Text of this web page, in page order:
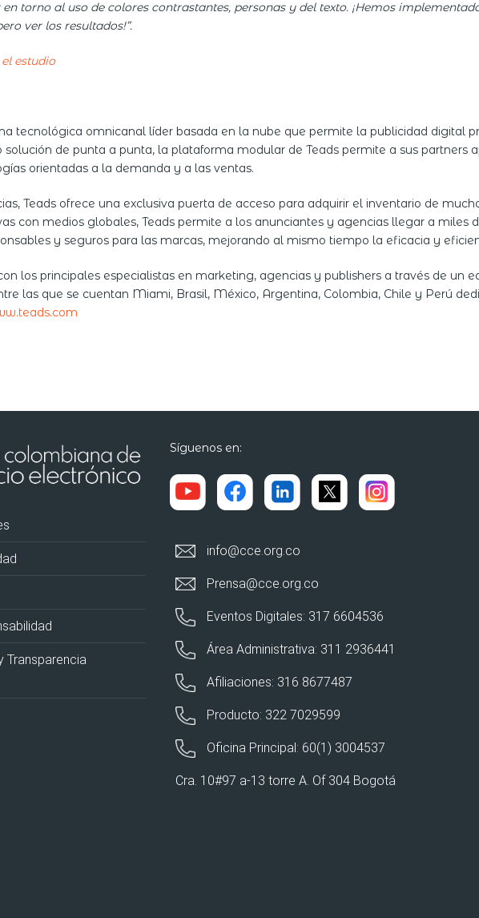
torno al uso de colores contrastantes, personas y del texto. ¡Hemos
ver los resultados!”.
estudio
tecnológica omnicanal líder basada en la nube que permite la publicidad digital
solución de punta a punta, la plataforma modular de Teads permite a sus
orientadas a la demanda y a las ventas.
Teads ofrece una exclusiva puerta de acceso para adquirir el inventario de
con medios globales, Teads permite a los anunciantes y agencias llegar a miles
y seguros para las marcas, mejorando al mismo tiempo la eficacia y
los principales especialistas en marketing, agencias y publishers a través de un
las que se cuentan Miami, Brasil, México, Argentina, Colombia, Chile y Perú
Transparencia
Síguenos en:
info@cce.org.co
Prensa@cce.org.co
Eventos Digitales: 317 6604536
Área Administrativa: 311 2936441
Afiliaciones: 316 8677487
Producto: 322 7029599
Oficina Principal: 60(1) 3004537
Cra. 10#97 a-13 torre A. Of 304 Bogotá